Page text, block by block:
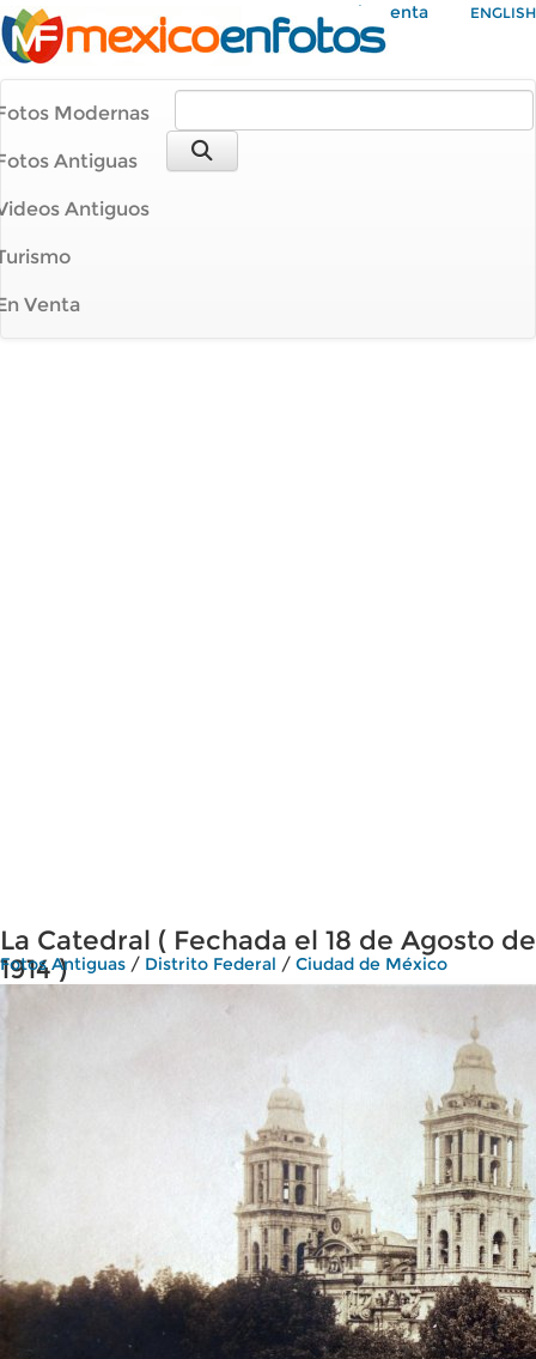
Mi Cuenta ENGLISH
Modernas
Antiguas
Antiguos
Venta
La Catedral ( Fechada el 18 de Agosto de
1914 )
Fotos Antiguas / Distrito Federal / Ciudad de México